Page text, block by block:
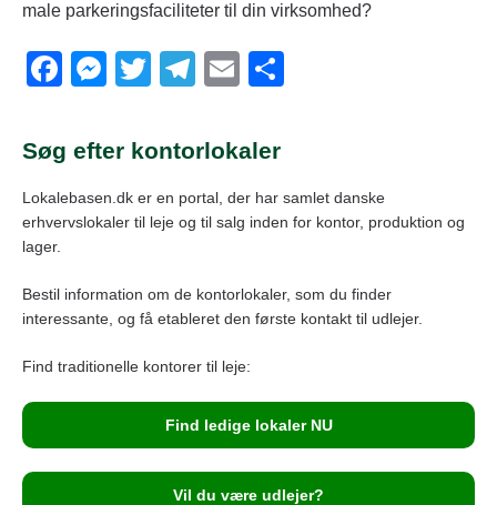
male parkeringsfaciliteter til din virksomhed?
F
c
e
b
o
k
M
ss
n
er
T
tt
T
e
a
E
ail
Søg efter kontorlokaler
Lokalebasen.dk er en portal, der har samlet danske
erhvervslokaler til leje og til salg inden for kontor, produktion og
lager.
Bestil information om de kontorlokaler, som du finder
interessante, og få etableret den første kontakt til udlejer.
Find traditionelle kontorer til leje:
Find ledige lokaler NU
Vil du være udlejer?